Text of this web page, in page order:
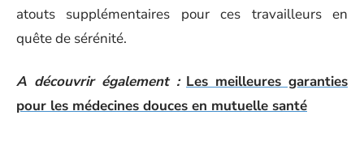
atouts supplémentaires pour ces travailleurs en
quête de sérénité.
A découvrir également : Les meilleures garanties
pour les médecines douces en mutuelle santé